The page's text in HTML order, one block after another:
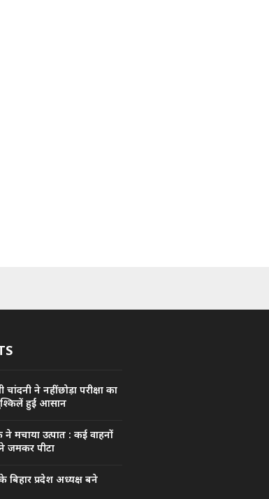
ने नहीं छोड़ा परीक्षा का
हुईं आसान
मचाया उत्पात : कई वाहनों
जमकर पीटा
प्रदेश अध्यक्ष बने